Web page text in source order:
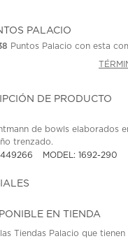
PALACIO
Puntos Palacio con esta
DE PRODUCTO
de bowls elaborados
trenzado.
MODEL: 1692-290
EN TIENDA
Tiendas Palacio que